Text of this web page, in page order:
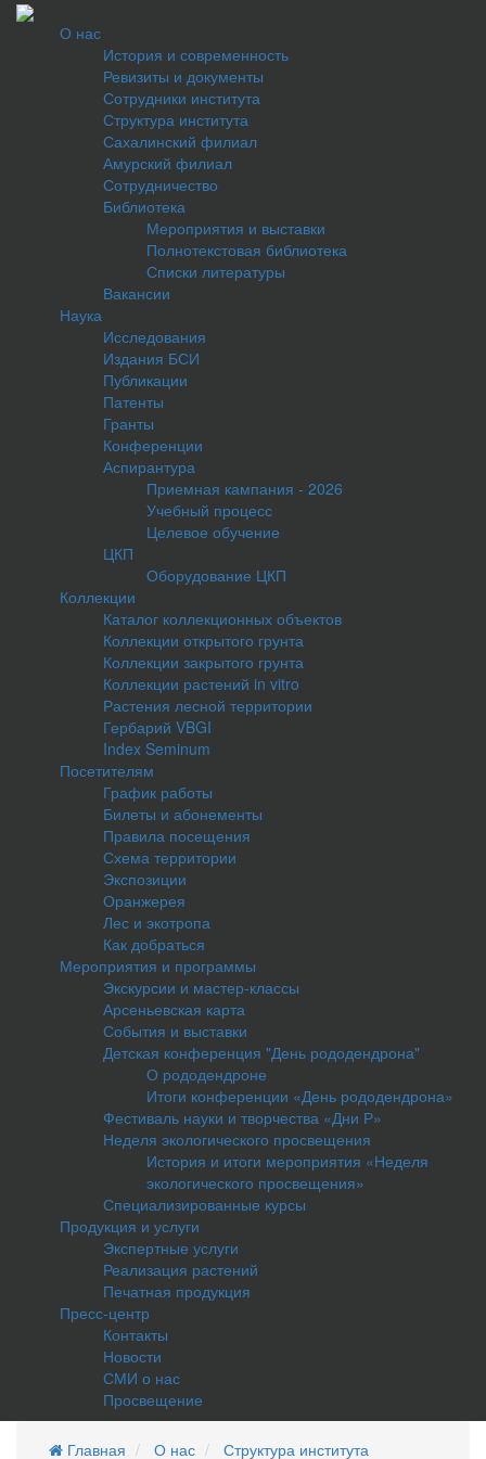
О нас
История и современность
Ревизиты и документы
Сотрудники института
Структура института
Сахалинский филиал
Амурский филиал
Сотрудничество
Библиотека
Мероприятия и выставки
Полнотекстовая библиотека
Списки литературы
Вакансии
Наука
Исследования
Издания БСИ
Публикации
Патенты
Гранты
Конференции
Аспирантура
Приемная кампания - 2026
Учебный процесс
Целевое обучение
ЦКП
Оборудование ЦКП
Коллекции
Каталог коллекционных объектов
Коллекции открытого грунта
Коллекции закрытого грунта
Коллекции растений in vitro
Растения лесной территории
Гербарий VBGI
Index Seminum
Посетителям
График работы
Билеты и абонементы
Правила посещения
Схема территории
Экспозиции
Оранжерея
Лес и экотропа
Как добраться
Мероприятия и программы
Экскурсии и мастер-классы
Арсеньевская карта
События и выставки
Детская конференция "День рододендрона"
О рододендроне
Итоги конференции «День рододендрона»
Фестиваль науки и творчества «Дни Р»
Неделя экологического просвещения
История и итоги мероприятия «Неделя
экологического просвещения»
Специализированные курсы
Продукция и услуги
Экспертные услуги
Реализация растений
Печатная продукция
Пресс-центр
Контакты
Новости
СМИ о нас
Просвещение
Главная О нас
Структура института